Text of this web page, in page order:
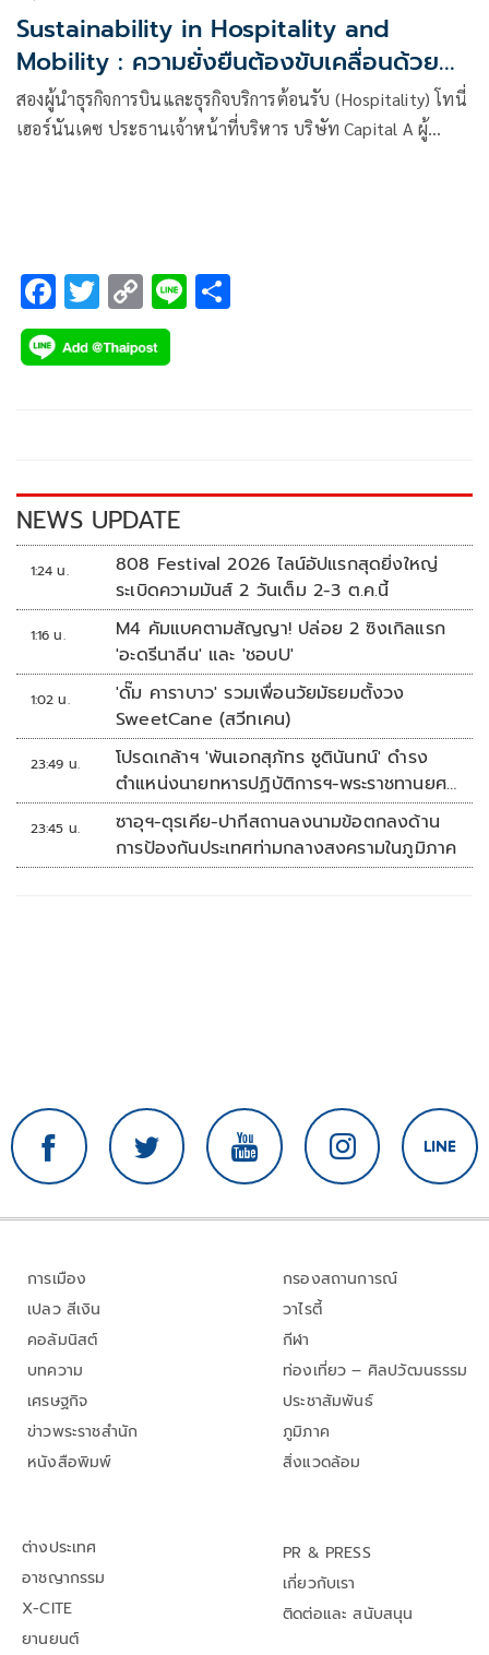
Sustainability in Hospitality and
Mobility : ความยั่งยืนต้องขับเคลื่อนด้วย
การให้ความรู้และกฎหมายที่ “ใช่” บนเวที
SX2024
สองผู้นำธุรกิจการบินและธุรกิจบริการต้อนรับ (Hospitality) โทนี่
เฮอร์นันเดซ ประธานเจ้าหน้าที่บริหาร บริษัท Capital A ผู้
F
ac
e
k
T
wi
tt
C
o
p
k
Li
NEWS UPDATE
1:24 น.
808 Festival 2026 ไลน์อัปแรกสุดยิ่งใหญ่
ระเบิดความมันส์ 2 วันเต็ม 2-3 ต.ค.นี้
1:16 น.
M4 คัมแบคตามสัญญา! ปล่อย 2 ซิงเกิลแรก
'อะดรีนาลีน' และ 'ชอบU'
1:02 น.
'ดั๊ม คาราบาว' รวมเพื่อนวัยมัธยมตั้งวง
SweetCane (สวีทเคน)
23:49 น.
โปรดเกล้าฯ 'พันเอกสุภัทร ชูตินันทน์' ดำรง
ตำแหน่งนายทหารปฏิบัติการฯ-พระราชทานยศ
'พลตรี'
23:45 น.
ซาอุฯ-ตุรเคีย-ปากีสถานลงนามข้อตกลงด้าน
การป้องกันประเทศท่ามกลางสงครามในภูมิภาค
การเมือง
เปลว สีเงิน
คอลัมนิสต์
บทความ
เศรษฐกิจ
ข่าวพระราชสำนัก
หนังสือพิมพ์
กรองสถานการณ์
วาไรตี้
กีฬา
ท่องเที่ยว – ศิลปวัฒนธรรม
ประชาสัมพันธ์
ภูมิภาค
สิ่งแวดล้อม
ต่างประเทศ
อาชญากรรม
X-CITE
ยานยนต์
PR & PRESS
เกี่ยวกับเรา
ติดต่อและ สนับสนุน